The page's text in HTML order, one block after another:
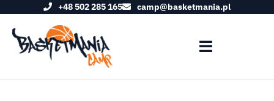
zawartości
+48 502 285 165 camp@basketmania.pl
Toggle